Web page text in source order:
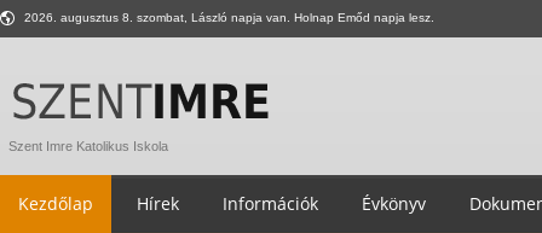
2026. augusztus 8. szombat, László napja van. Holnap Emőd napja lesz.
Szent Imre Katolikus Iskola
Kezdőlap Hírek Információk Évkönyv